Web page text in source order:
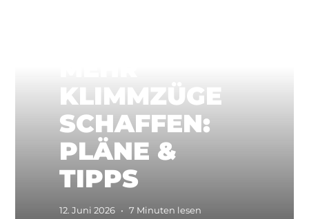
KLIMMZÜGE
SCHAFFEN:
PLÄNE &
TIPPS
12. Juni 2026 • 7 Minuten lesen